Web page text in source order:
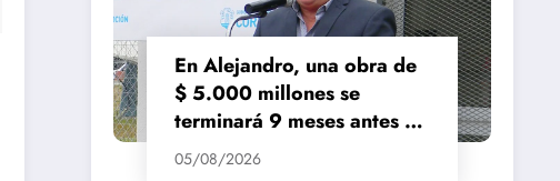
En Alejandro, una obra de
$ 5.000 millones se
terminará 9 meses antes de
lo previsto
05/08/2026